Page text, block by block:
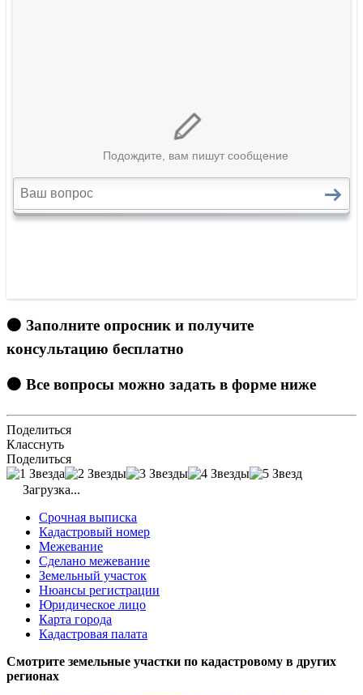
🟠 Заполните опросник и получите
консультацию бесплатно
🟠 Все вопросы можно задать в форме ниже
Поделиться
Класснуть
Поделиться
Загрузка...
Срочная выписка
Кадастровый номер
Межевание
Сделано межевание
Земельный участок
Нюансы регистрации
Юридическое лицо
Карта города
Кадастровая палата
Смотрите земельные участки по кадастровому в других
регионах